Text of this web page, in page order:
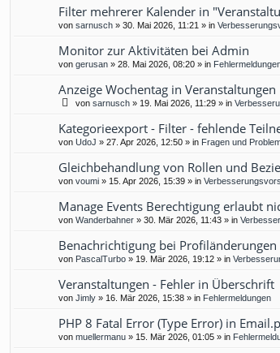
Filter mehrerer Kalender in
von sarnusch » 30. Mai 2026, 11:21 » in
Monitor zur Aktivitäten bei Admin
von gerusan » 28. Mai 2026, 08:20 » in
Anzeige Wochentag in Veranstaltungen
von sarnusch » 19. Mai 2026, 11:29 » in
Kategorieexport - Filter - fehlende
von UdoJ » 27. Apr 2026, 12:50 » in Fragen und
Gleichbehandlung von Rollen und
von voumi » 15. Apr 2026, 15:39 » in
Manage Events Berechtigung erlaubt
von Wanderbahner » 30. Mär 2026, 11:43 » in
Benachrichtigung bei
von PascalTurbo » 19. Mär 2026, 19:12 » in
Veranstaltungen - Fehler in Überschrift
von Jimly » 16. Mär 2026, 15:38 » in Fehlermeldungen
PHP 8 Fatal Error (Type Error) in
von muellermanu » 15. Mär 2026, 01:05 » in